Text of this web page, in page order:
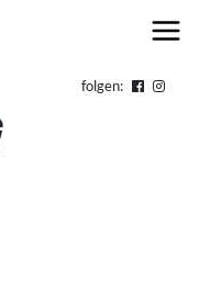
folgen: